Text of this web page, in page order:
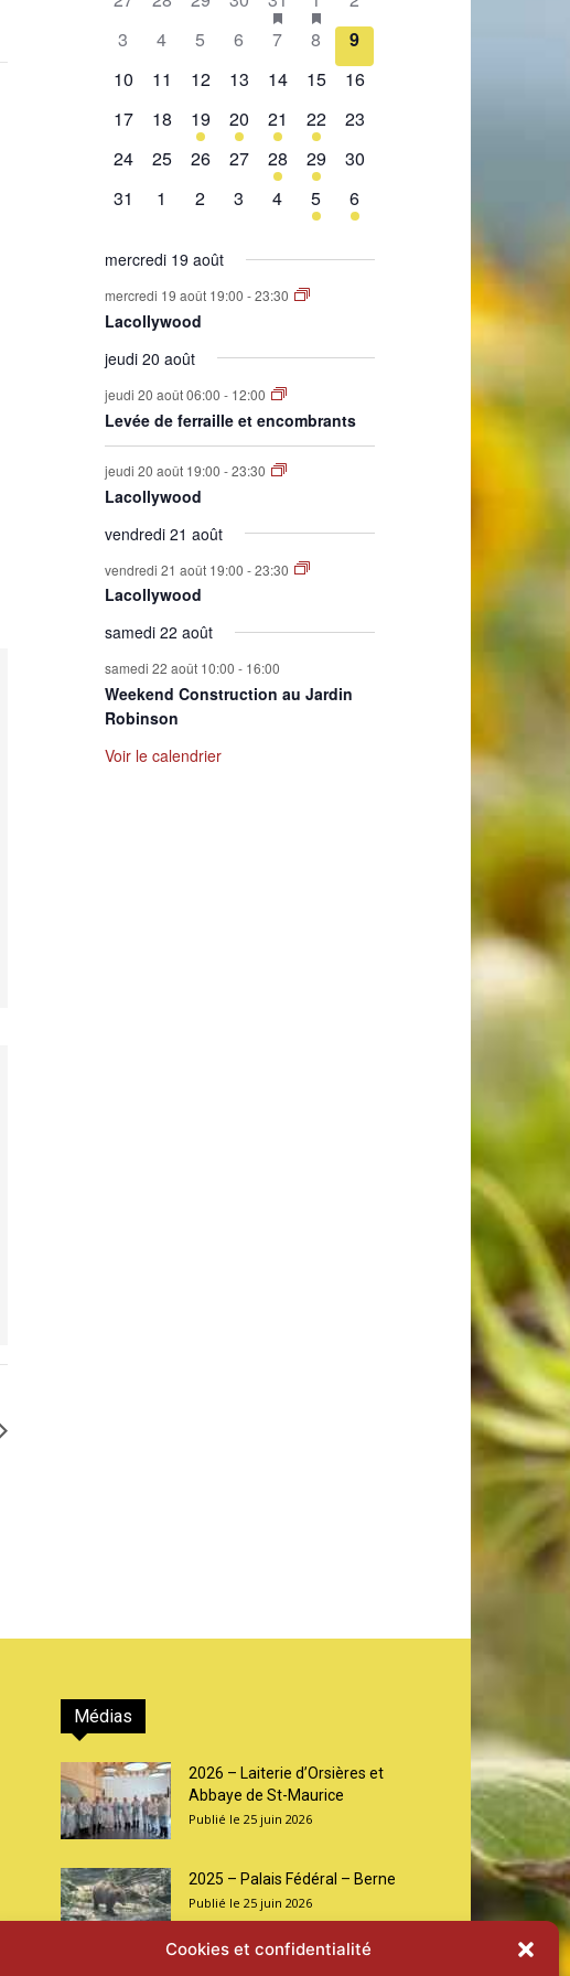
Cookies et confidentialité
de
Évènements
évènement,évènement,
évènement,
évènements,
évènement,
0
3
0
4
0
5
0
6
0
évènement,
7
0
évènement,
8
0
évènement,
9
0
10
0
11
0
12
0
13
0
14
0
15
0
16
0
évènement,
17
0
évènement,
18
1
évènement,
19
2
évènements,
20
1
évènement,
21
2
évènements,
22
0
23
0
24
0
25
0
évènement,
26
0
évènement,
27
1
évènement,
28
1
évènement,
29
0
30
0
31
0
1
0
2
0
évènement,
3
0
évènement,
4
1
évènement,
5
1
évènement,
6
mercredi 19 août
mercredi 19 août 19:00 -23:30
Lacollywood
jeudi 20 août
jeudi 20 août 06:00 - 12:00
Levée de ferraille et encombrants
jeudi 20 août 19:00 -23:30
Lacollywood
vendredi 21 août
vendredi 21 août 19:00 -23:30
Lacollywood
samedi 22 août
samedi 22 août 10:00 - 16:00
Weekend Construction au Jardin
Robinson
Voir le calendrier
Médias
2026 – Laiterie d’Orsières et
Abbaye de St-Maurice
25 juin 2026
2025 – Palais Fédéral – Berne
25 juin 2026